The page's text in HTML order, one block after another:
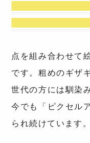
点を組み合わせて
です。粗めのギザ
世代の方には馴染
今でも「ピクセル
られ続けています。